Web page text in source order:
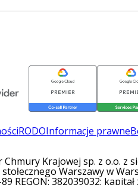
RODOInformacje prawne
Krajowej sp. z o.o. z
Warszawy w
REGON: 382039032;